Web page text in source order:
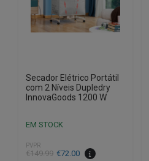
Secador Elétrico Portátil
com 2 Níveis Dupledry
InnovaGoods 1200 W
EM STOCK
PVPR
€149.99
O
€72.00
O